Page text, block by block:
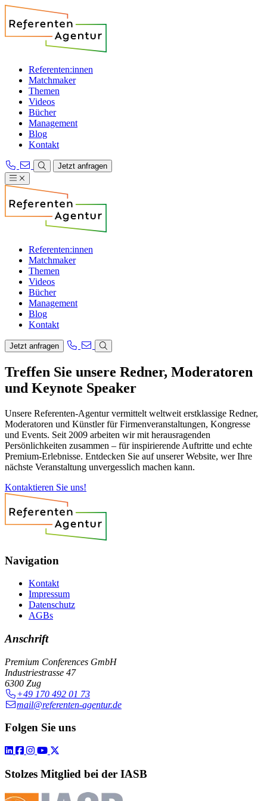
Referenten:innen
Matchmaker
Themen
Videos
Bücher
Management
Blog
Kontakt
Jetzt anfragen
Referenten:innen
Matchmaker
Themen
Videos
Bücher
Management
Blog
Kontakt
Jetzt anfragen
Treffen Sie unsere Redner, Moderatoren
und Keynote Speaker
Unsere Referenten-Agentur vermittelt weltweit erstklassige Redner,
Moderatoren und Künstler für Firmenveranstaltungen, Kongresse
und Events. Seit 2009 arbeiten wir mit herausragenden
Persönlichkeiten zusammen – für inspirierende Auftritte und echte
Premium-Erlebnisse. Entdecken Sie auf unserer Website, wer Ihre
nächste Veranstaltung unvergesslich machen kann.
Kontaktieren Sie uns!
Navigation
Kontakt
Impressum
Datenschutz
AGBs
Anschrift
Premium Conferences GmbH
Industriestrasse 47
6300 Zug
+49 170 492 01 73
mail@referenten-agentur.de
Folgen Sie uns
Stolzes Mitglied bei der IASB